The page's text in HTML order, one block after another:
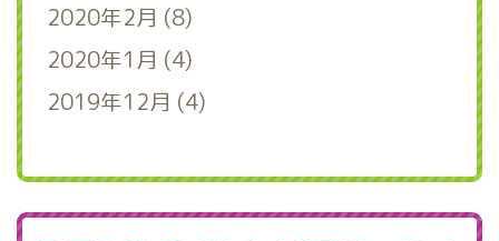
2020年2月 (8)
2020年1月 (4)
2019年12月 (4)